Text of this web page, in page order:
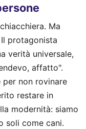
Ma
protagonista
verità universale,
affatto".
per non rovinare
restare in
modernità: siamo
soli come cani.